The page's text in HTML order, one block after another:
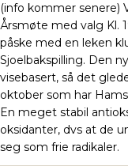
(info kommer senere)
Årsmøte med valg Kl.
påske med en leken
Sjoelbakspilling. Den
visebasert, så det
oktober som har
En meget stabil
oksidanter, dvs at de
seg som frie radikaler.